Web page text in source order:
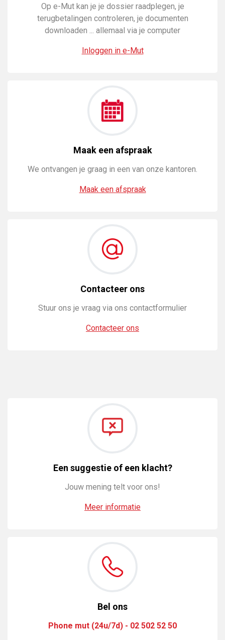
Op e-Mut kan je je dossier raadplegen, je
terugbetalingen controleren, je documenten
downloaden ... allemaal via je computer
Inloggen in e-Mut
Maak een afspraak
We ontvangen je graag in een van onze kantoren.
Maak een afspraak
Contacteer ons
Stuur ons je vraag via ons contactformulier
Contacteer ons
Een suggestie of een klacht?
Jouw mening telt voor ons!
Meer informatie
Bel ons
Phone mut (24u/7d) - 02 502 52 50